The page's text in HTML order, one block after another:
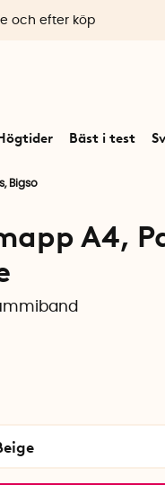
Bäst i test
och efter köp
Bigso
A4,